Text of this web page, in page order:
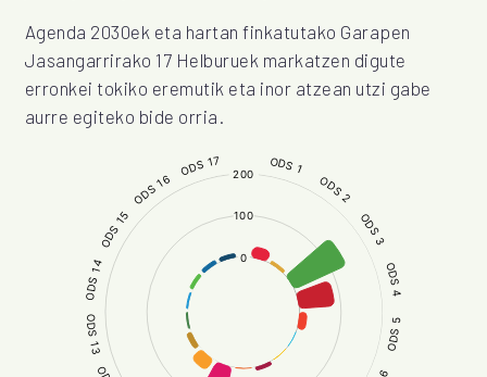
Agenda 2030ek eta hartan finkatutako Garapen
Jasangarrirako 17 Helburuek markatzen digute
erronkei tokiko eremutik eta inor atzean utzi gabe
aurre egiteko bide orria.